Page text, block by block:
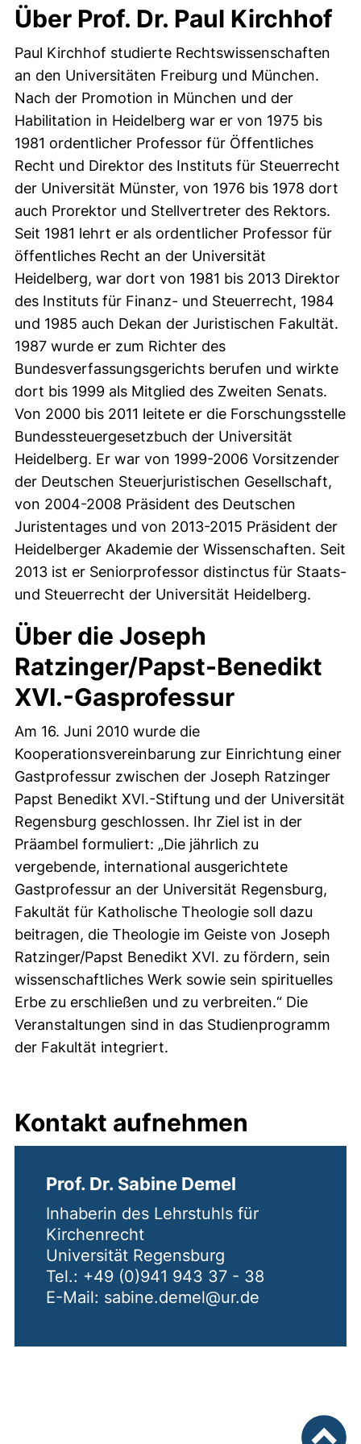
Über Prof. Dr. Paul Kirchhof
Paul Kirchhof studierte Rechtswissenschaften
an den Universitäten Freiburg und München.
Nach der Promotion in München und der
Habilitation in Heidelberg war er von 1975 bis
1981 ordentlicher Professor für Öffentliches
Recht und Direktor des Instituts für Steuerrecht
der Universität Münster, von 1976 bis 1978 dort
auch Prorektor und Stellvertreter des Rektors.
Seit 1981 lehrt er als ordentlicher Professor für
öffentliches Recht an der Universität
Heidelberg, war dort von 1981 bis 2013 Direktor
des Instituts für Finanz- und Steuerrecht, 1984
und 1985 auch Dekan der Juristischen Fakultät.
1987 wurde er zum Richter des
Bundesverfassungsgerichts berufen und wirkte
dort bis 1999 als Mitglied des Zweiten Senats.
Von 2000 bis 2011 leitete er die Forschungsstelle
Bundessteuergesetzbuch der Universität
Heidelberg. Er war von 1999-2006 Vorsitzender
der Deutschen Steuerjuristischen Gesellschaft,
von 2004-2008 Präsident des Deutschen
Juristentages und von 2013-2015 Präsident der
Heidelberger Akademie der Wissenschaften. Seit
2013 ist er Seniorprofessor distinctus für Staats-
und Steuerrecht der Universität Heidelberg.
Über die Joseph
Ratzinger/Papst-Benedikt
XVI.-Gasprofessur
Am 16. Juni 2010 wurde die
Kooperationsvereinbarung zur Einrichtung einer
Gastprofessur zwischen der Joseph Ratzinger
Papst Benedikt XVI.-Stiftung und der Universität
Regensburg geschlossen. Ihr Ziel ist in der
Präambel formuliert: „Die jährlich zu
vergebende, international ausgerichtete
Gastprofessur an der Universität Regensburg,
Fakultät für Katholische Theologie soll dazu
beitragen, die Theologie im Geiste von Joseph
Ratzinger/Papst Benedikt XVI. zu fördern, sein
wissenschaftliches Werk sowie sein spirituelles
Erbe zu erschließen und zu verbreiten.“ Die
Veranstaltungen sind in das Studienprogramm
der Fakultät integriert.
Kontakt aufnehmen
Prof. Dr. Sabine Demel
Inhaberin des Lehrstuhls für
Kirchenrecht
Universität Regensburg
Tel.: +49 (0)941 943 37 - 38
E-Mail: sabine.demel@ur.de